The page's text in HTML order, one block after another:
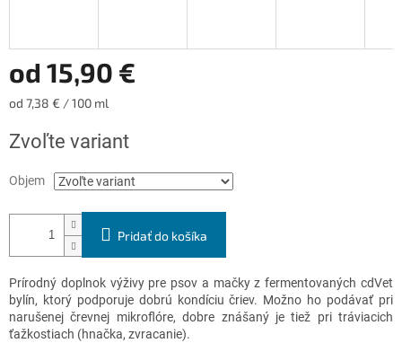
od 15,90 €
Jednotková
od 7,38 € / 100 ml
Zvoľte variant
Objem
Pridať do košíka
Prírodný doplnok výživy pre psov a mačky z fermentovaných cdVet
bylín, ktorý podporuje dobrú kondíciu čriev. Možno ho podávať pri
narušenej črevnej mikroflóre, dobre znášaný je tiež pri tráviacich
ťažkostiach (hnačka, zvracanie).